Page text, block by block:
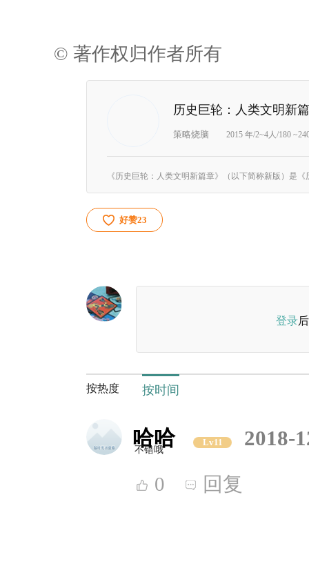
© 著作权归作者所有
历史巨轮：人类文明新
策略烧脑 2015 年/2~4人/180
好赞23
登录
按热度 按时间
哈哈 Lv11 2018-
不错哦
0 回复